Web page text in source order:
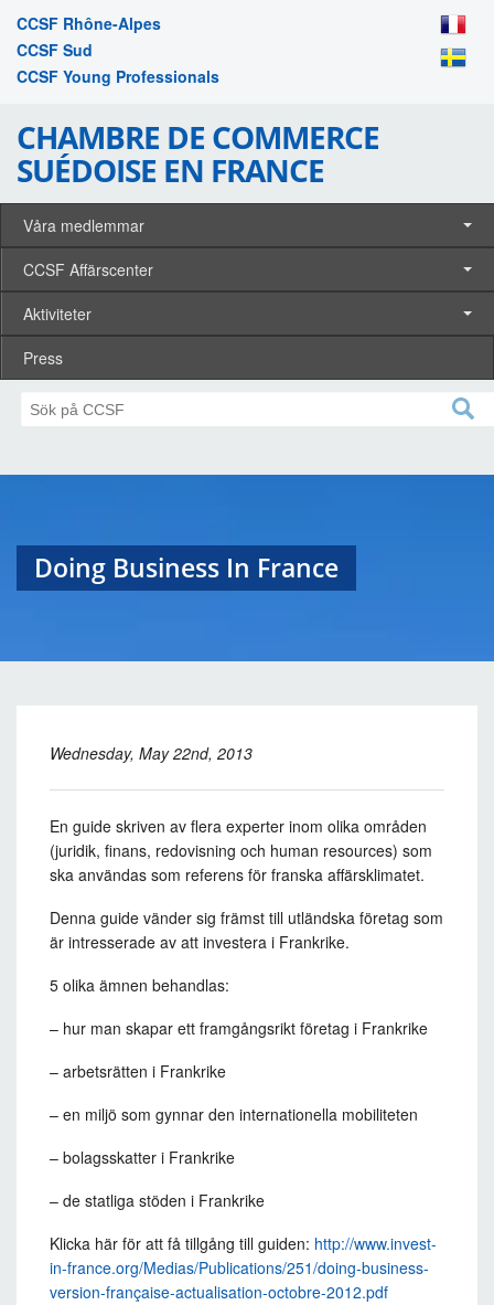
CCSF Rhône-Alpes
CCSF Sud
CCSF Young Professionals
CHAMBRE DE COMMERCE
SUÉDOISE EN FRANCE
Våra medlemmar
CCSF Affärscenter
Aktiviteter
Press
Doing Business In France
Wednesday, May 22nd, 2013
En guide skriven av flera experter inom olika områden
(juridik, finans, redovisning och human resources) som
ska användas som referens för franska affärsklimatet.
Denna guide vänder sig främst till utländska företag som
är intresserade av att investera i Frankrike.
5 olika ämnen behandlas:
– hur man skapar ett framgångsrikt företag i Frankrike
– arbetsrätten i Frankrike
– en miljö som gynnar den internationella mobiliteten
– bolagsskatter i Frankrike
– de statliga stöden i Frankrike
Klicka här för att få tillgång till guiden: http://www.invest-
in-france.org/Medias/Publications/251/doing-business-
version-française-actualisation-octobre-2012.pdf